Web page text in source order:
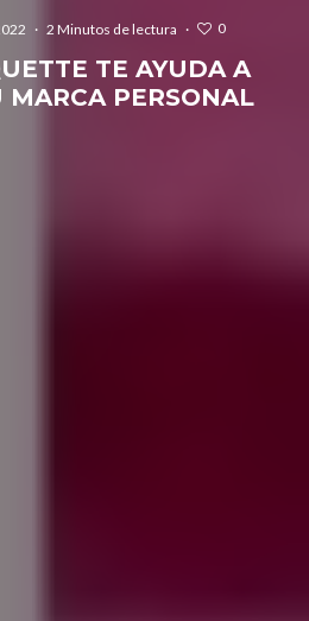
· 2 Minutos de lectura · 0
TE AYUDA A
MARCA PERSONAL